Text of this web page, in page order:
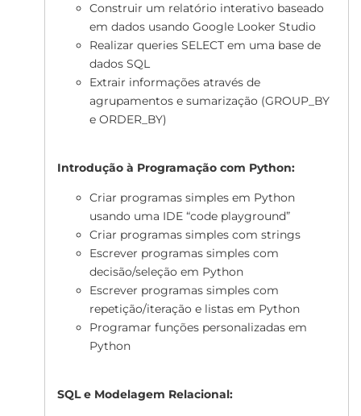
Construir um relatório interativo baseado
em dados usando Google Looker Studio
Realizar queries SELECT em uma base de
dados SQL
Extrair informações através de
agrupamentos e sumarização (GROUP_BY
e ORDER_BY)
Introdução à Programação com Python:
Criar programas simples em Python
usando uma IDE “code playground”
Criar programas simples com strings
Escrever programas simples com
decisão/seleção em Python
Escrever programas simples com
repetição/iteração e listas em Python
Programar funções personalizadas em
Python
SQL e Modelagem Relacional: